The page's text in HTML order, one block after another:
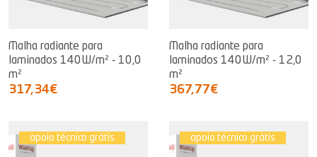
Malha radiante para
laminados 140W/m² - 10,0
m²
317,34€
Malha radiante para
laminados 140W/m² - 12,0
m²
367,77€
apoio técnico grátis apoio técnico grátis